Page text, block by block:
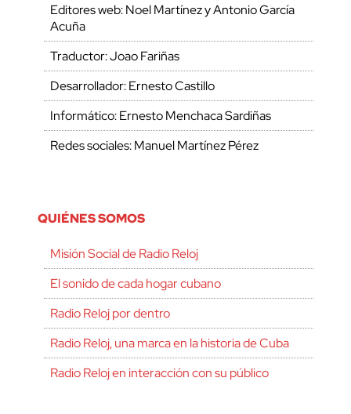
Editores web: Noel Martínez y Antonio García
Acuña
Traductor: Joao Fariñas
Desarrollador: Ernesto Castillo
Informático: Ernesto Menchaca Sardiñas
Redes sociales: Manuel Martínez Pérez
QUIÉNES SOMOS
Misión Social de Radio Reloj
El sonido de cada hogar cubano
Radio Reloj por dentro
Radio Reloj, una marca en la historia de Cuba
Radio Reloj en interacción con su público